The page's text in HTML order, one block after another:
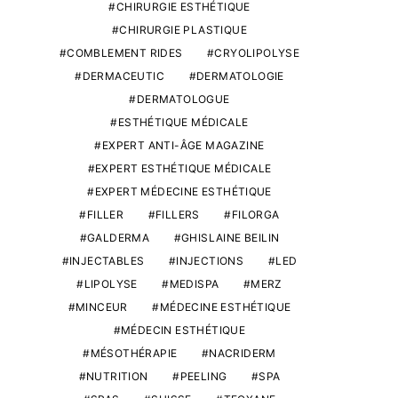
CHIRURGIE ESTHÉTIQUE
CHIRURGIE PLASTIQUE
COMBLEMENT RIDES
CRYOLIPOLYSE
DERMACEUTIC
DERMATOLOGIE
DERMATOLOGUE
ESTHÉTIQUE MÉDICALE
EXPERT ANTI-ÂGE MAGAZINE
EXPERT ESTHÉTIQUE MÉDICALE
EXPERT MÉDECINE ESTHÉTIQUE
FILLER
FILLERS
FILORGA
GALDERMA
GHISLAINE BEILIN
INJECTABLES
INJECTIONS
LED
LIPOLYSE
MEDISPA
MERZ
MINCEUR
MÉDECINE ESTHÉTIQUE
MÉDECIN ESTHÉTIQUE
MÉSOTHÉRAPIE
NACRIDERM
NUTRITION
PEELING
SPA